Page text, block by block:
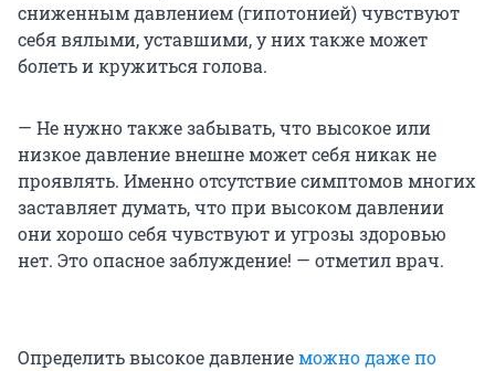
сниженным давлением (гипотонией) чувствуют
себя вялыми, уставшими, у них также может
болеть и кружиться голова.
— Не нужно также забывать, что высокое или
низкое давление внешне может себя никак не
проявлять. Именно отсутствие симптомов многих
заставляет думать, что при высоком давлении
они хорошо себя чувствуют и угрозы здоровью
нет. Это опасное заблуждение! — отметил врач.
Определить высокое давлениеможно даже по